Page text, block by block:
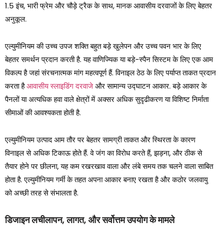
1.5 इंच, भारी फ्रेम और चौड़े ट्रैक के साथ, मानक आवासीय दरवाजों के लिए बेहतर
अनुकूल.
एल्युमीनियम की उच्च उपज शक्ति बहुत बड़े खुलेपन और उच्च पवन भार के लिए
बेहतर समर्थन प्रदान करती है. यह वाणिज्यिक या बड़े-स्पैन सिस्टम के लिए एक आम
विकल्प है जहां संरचनात्मक मांग महत्वपूर्ण हैं. विनाइल ठेठ के लिए पर्याप्त ताकत प्रदान
करता हैआवासीय स्लाइडिंग दरवाजेऔर सामान्य उद्घाटन आकार. बड़े आकार के
पैनलों या अत्यधिक हवा वाले क्षेत्रों में अक्सर अधिक सुदृढीकरण या विशिष्ट निर्माता
सीमाओं की आवश्यकता होती है.
एल्युमीनियम उत्पाद आम तौर पर बेहतर सामग्री ताकत और स्थिरता के कारण
विनाइल से अधिक टिकाऊ होते हैं. वे जंग का विरोध करते हैं, झड़ना, और ठीक से
तैयार होने पर छीलना, यह कम रखरखाव वाला और लंबे समय तक चलने वाला साबित
होता है. एल्युमीनियम गर्मी के तहत अपना आकार बनाए रखता है और कठोर जलवायु
को अच्छी तरह से संभालता है.
डिजाइन लचीलापन, लागत, और सर्वोत्तम उपयोग के मामले